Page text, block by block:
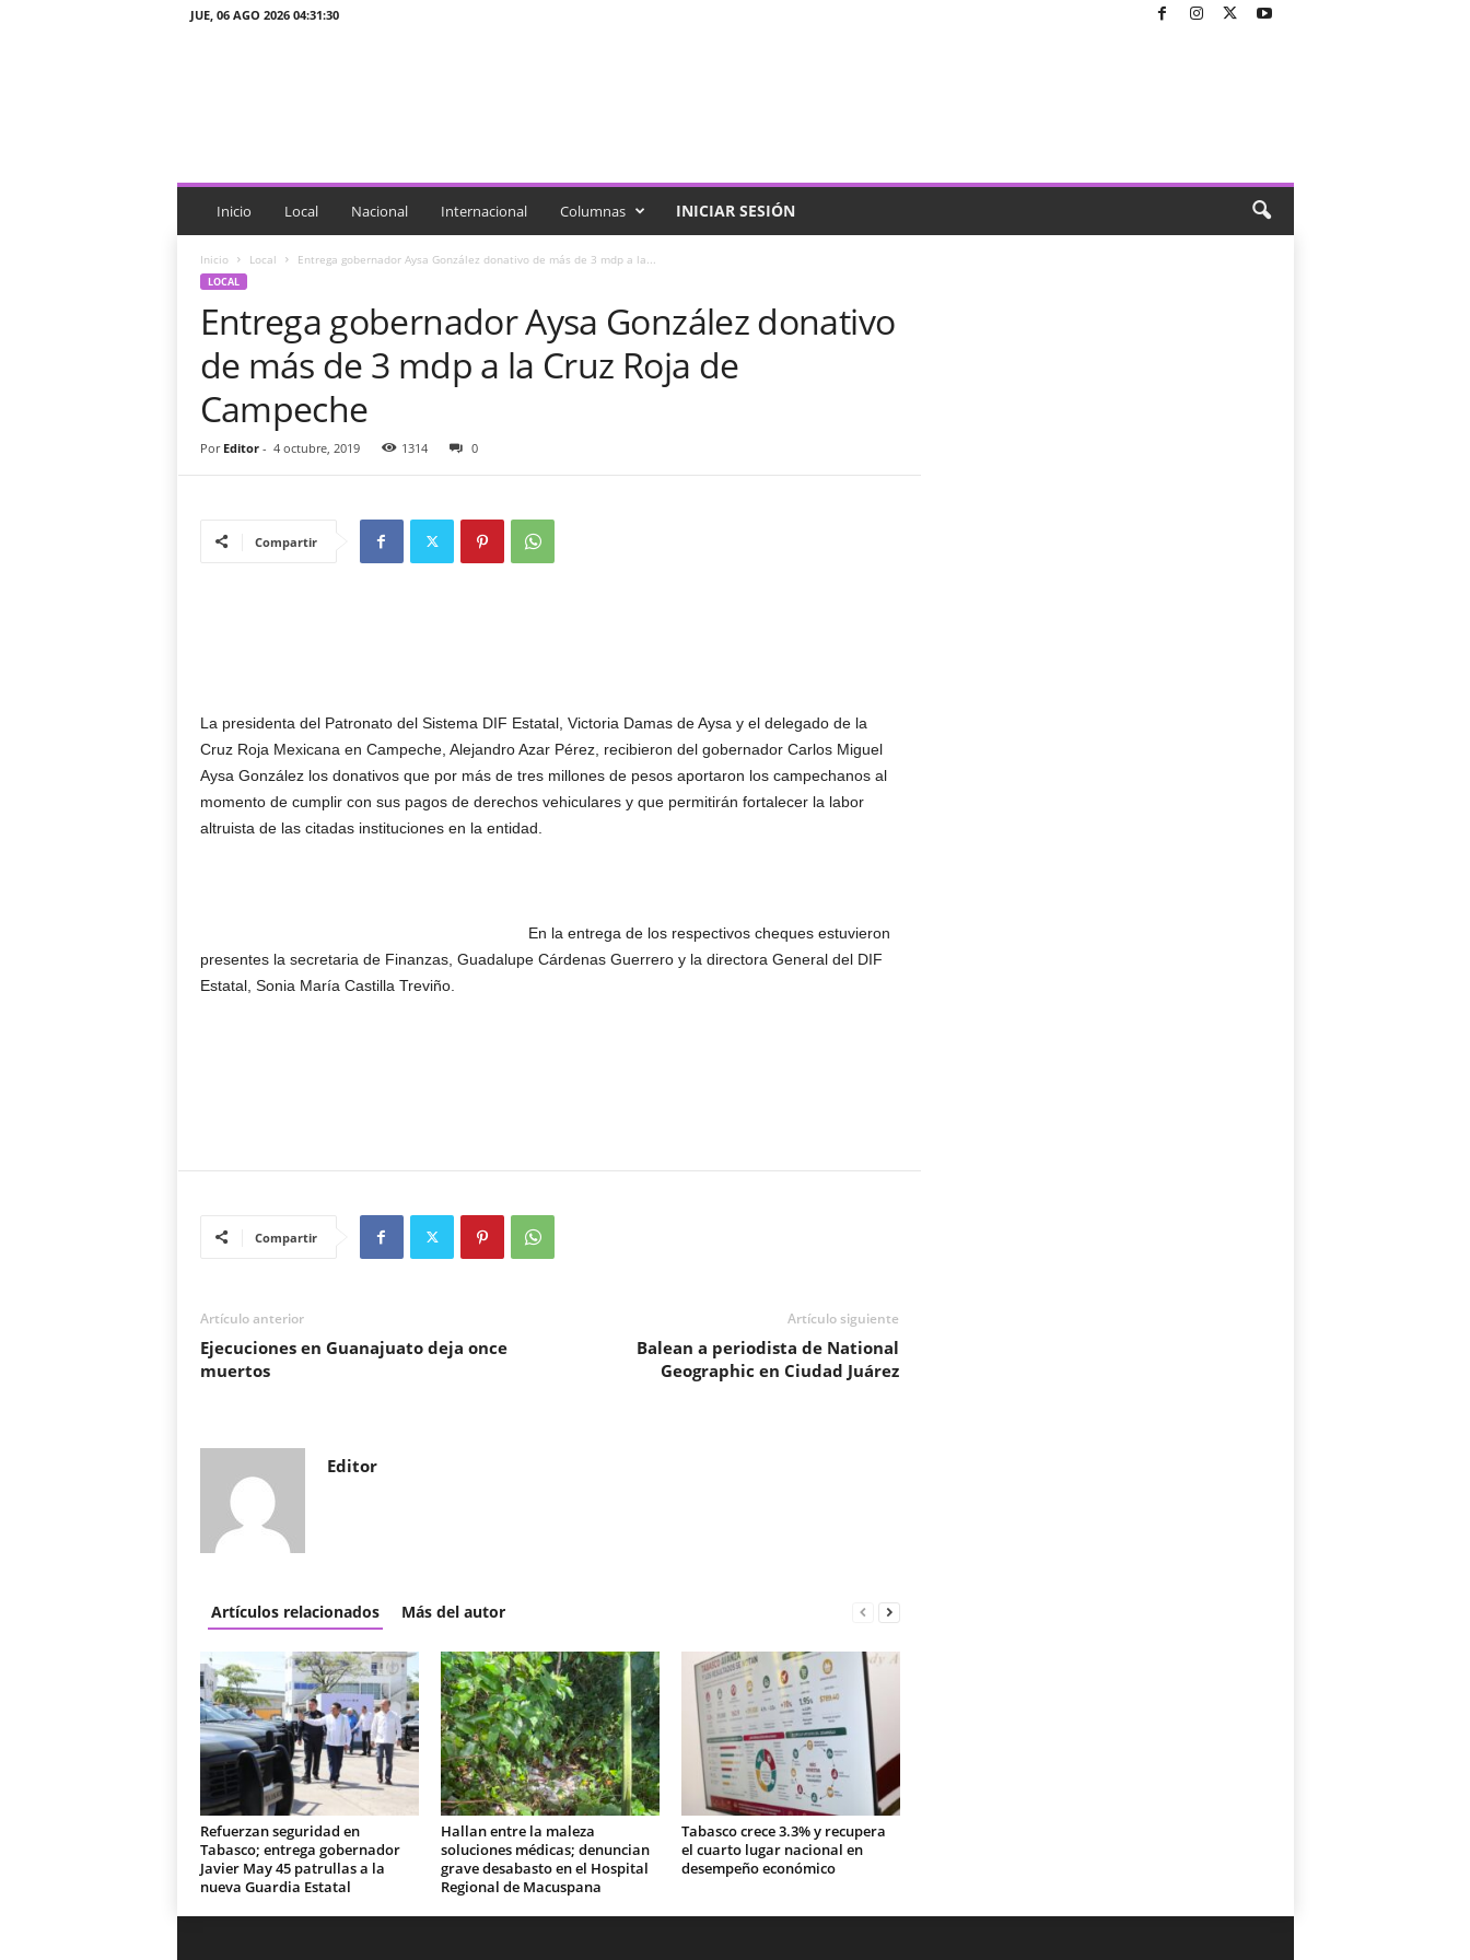
JUE, 06 AGO 2026 04:31:30
c
a
Inicio Local Nacional Internacional Columnas INICIAR SESIÓN
Inicio Local Entrega gobernador Aysa González donativo de más de 3 mdp a la...
LOCAL
Entrega gobernador Aysa González donativo
de más de 3 mdp a la Cruz Roja de
Campeche
Por Editor- 4 octubre, 2019 1314 0
Compartir
La presidenta del Patronato del Sistema DIF Estatal, Victoria Damas de Aysa y el delegado de la
Cruz Roja Mexicana en Campeche, Alejandro Azar Pérez, recibieron del gobernador Carlos Miguel
Aysa González los donativos que por más de tres millones de pesos aportaron los campechanos al
momento de cumplir con sus pagos de derechos vehiculares y que permitirán fortalecer la labor
altruista de las citadas instituciones en la entidad.
En la entrega de los respectivos cheques estuvieron
presentes la secretaria de Finanzas, Guadalupe Cárdenas Guerrero y la directora General del DIF
Estatal, Sonia María Castilla Treviño.
Compartir
Artículo anterior
Ejecuciones en Guanajuato deja once
muertos
Artículo siguiente
Balean a periodista de National
Geographic en Ciudad Juárez
Editor
Artículos relacionados Más del autor
Refuerzan seguridad en
Tabasco; entrega gobernador
Javier May 45 patrullas a la
nueva Guardia Estatal
Hallan entre la maleza
soluciones médicas; denuncian
grave desabasto en el Hospital
Regional de Macuspana
Tabasco crece 3.3% y recupera
el cuarto lugar nacional en
desempeño económico